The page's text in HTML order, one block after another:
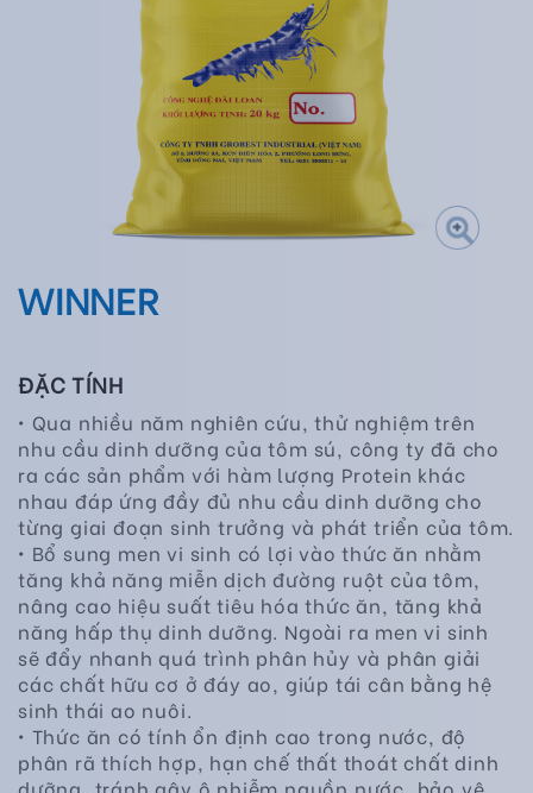
WINNER
ĐẶC TÍNH
• Qua nhiều năm nghiên cứu, thử nghiệm trên
nhu cầu dinh dưỡng của tôm sú, công ty đã cho
ra các sản phẩm với hàm lượng Protein khác
nhau đáp ứng đầy đủ nhu cầu dinh dưỡng cho
từng giai đoạn sinh trưởng và phát triển của tôm.
• Bổ sung men vi sinh có lợi vào thức ăn nhằm
tăng khả năng miễn dịch đường ruột của tôm,
nâng cao hiệu suất tiêu hóa thức ăn, tăng khả
năng hấp thụ dinh dưỡng. Ngoài ra men vi sinh
sẽ đẩy nhanh quá trình phân hủy và phân giải
các chất hữu cơ ở đáy ao, giúp tái cân bằng hệ
sinh thái ao nuôi.
• Thức ăn có tính ổn định cao trong nước, độ
phân rã thích hợp, hạn chế thất thoát chất dinh